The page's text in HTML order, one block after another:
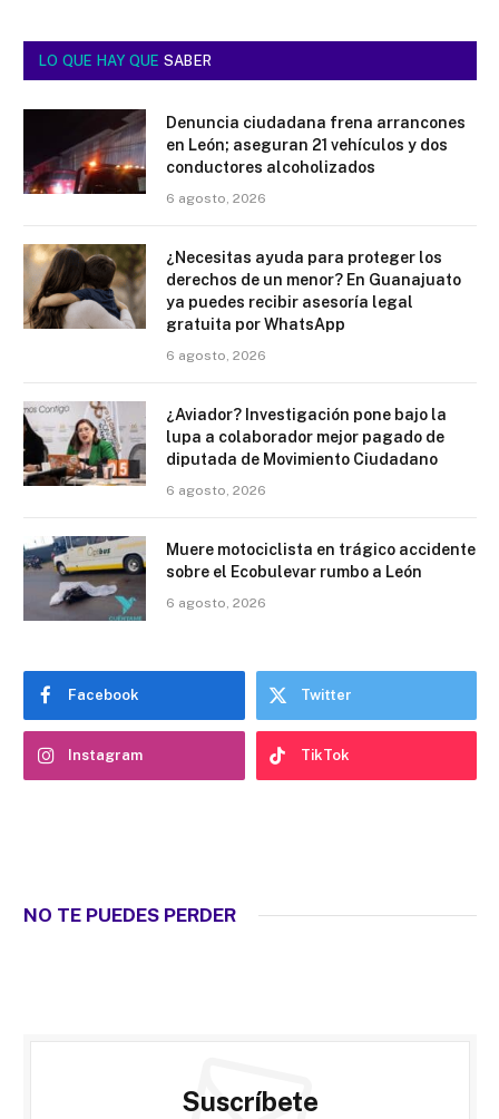
LO QUE HAY QUE SABER
Denuncia ciudadana frena arrancones
en León; aseguran 21 vehículos y dos
conductores alcoholizados
6 agosto, 2026
¿Necesitas ayuda para proteger los
derechos de un menor? En Guanajuato
ya puedes recibir asesoría legal
gratuita por WhatsApp
6 agosto, 2026
¿Aviador? Investigación pone bajo la
lupa a colaborador mejor pagado de
diputada de Movimiento Ciudadano
6 agosto, 2026
Muere motociclista en trágico accidente
sobre el Ecobulevar rumbo a León
6 agosto, 2026
Facebook Twitter
Instagram TikTok
NO TE PUEDES PERDER
Suscríbete